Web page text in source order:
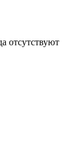
отсутствуют